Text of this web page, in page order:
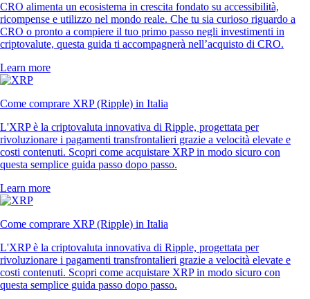
CRO alimenta un ecosistema in crescita fondato su accessibilità,
ricompense e utilizzo nel mondo reale. Che tu sia curioso riguardo a
CRO o pronto a compiere il tuo primo passo negli investimenti in
criptovalute, questa guida ti accompagnerà nell’acquisto di CRO.
Learn more
Come comprare XRP (Ripple) in Italia
L'XRP è la criptovaluta innovativa di Ripple, progettata per
rivoluzionare i pagamenti transfrontalieri grazie a velocità elevate e
costi contenuti. Scopri come acquistare XRP in modo sicuro con
questa semplice guida passo dopo passo.
Learn more
Come comprare XRP (Ripple) in Italia
L'XRP è la criptovaluta innovativa di Ripple, progettata per
rivoluzionare i pagamenti transfrontalieri grazie a velocità elevate e
costi contenuti. Scopri come acquistare XRP in modo sicuro con
questa semplice guida passo dopo passo.